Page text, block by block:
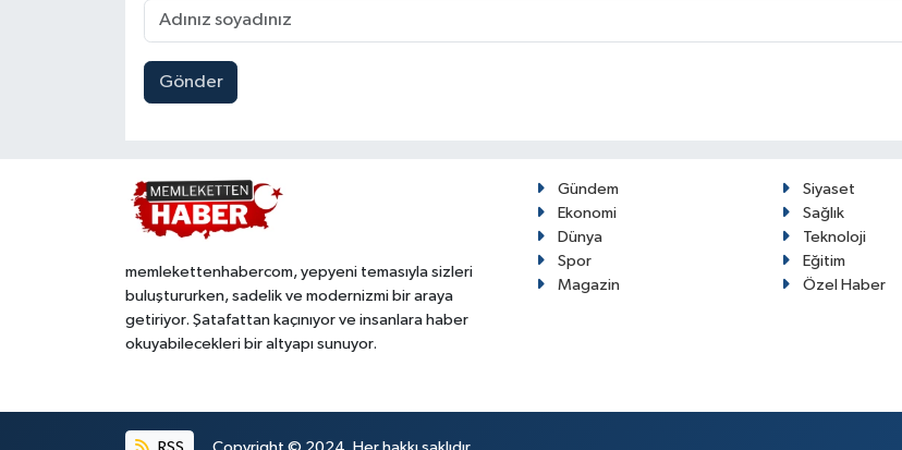
Gönder
memlekettenhabercom, yepyeni temasıyla sizleri
buluştururken, sadelik ve modernizmi bir araya
getiriyor. Şatafattan kaçınıyor ve insanlara haber
okuyabilecekleri bir altyapı sunuyor.
Gündem
Siyaset
Ekonomi
Sağlık
Dünya
Teknoloji
Spor
Eğitim
Magazin
Özel Haber